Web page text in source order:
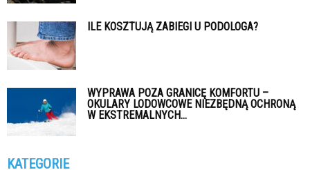
ILE KOSZTUJĄ ZABIEGI U PODOLOGA?
WYPRAWA POZA GRANICĘ KOMFORTU –
OKULARY LODOWCOWE NIEZBĘDNĄ OCHRONĄ
W EKSTREMALNYCH...
KATEGORIE